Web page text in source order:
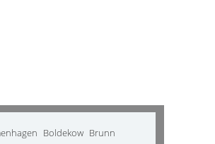
Boldekow Brunn